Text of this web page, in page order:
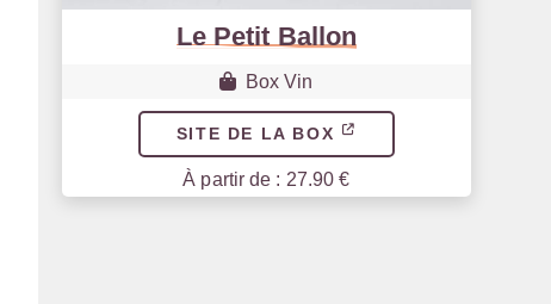
Le Petit Ballon
Box Vin
SITE DE LA BOX
À partir de : 27.90 €